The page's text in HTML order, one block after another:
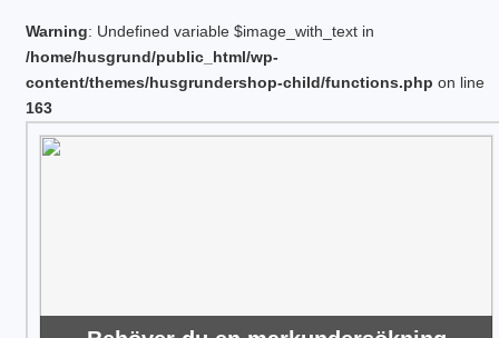
Warning: Undefined variable $image_with_text in
/home/husgrund/public_html/wp-
content/themes/husgrundershop-child/functions.php on line
163